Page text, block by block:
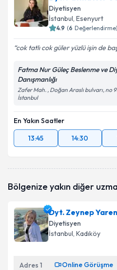
Diyetisyen
İstanbul, Esenyurt
4.9 (6 Değerlendirme)
cok tatlı cok güler yüzlü işin de
Fatma Nur Güleç Beslenme ve
Danışmanlığı
Zafer Mah. , Doğan Araslı bulvarı, no
İstanbul
En Yakın Saatler
13:45
14:30
Bölgenize yakın diğer
Dyt. Zeynep
Diyetisyen
İstanbul, Kadıköy
Adres 1 Online Görüşme